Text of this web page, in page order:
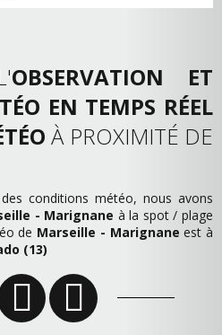
OBSERVATION ET
EN TEMPS RÉEL
À PROXIMITÉ DE
conditions météo, nous avons
- Marignane à la spot / plage
de Marseille - Marignane est à
(13)